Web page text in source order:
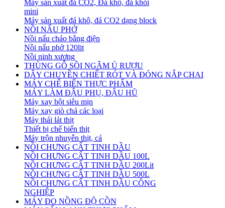
Máy sản xuất đá CO2, Đá khô, đá khói
mini
Máy sản xuất đá khô, đá CO2 dạng block
NỒI NẤU PHỞ
Nồi nấu cháo bằng điện
Nồi nấu phở 120lit
Nồi ninh xương
THÙNG GỖ SỒI NGÂM Ủ RƯỢU
DÂY CHUYỀN CHIẾT RÓT VÀ ĐÓNG NẮP CHAI
MÁY CHẾ BIẾN THỰC PHẨM
MÁY LÀM ĐẬU PHỤ, ĐẬU HŨ
Máy xay bột siêu mịn
Máy xay giò chả các loại
Máy thái lát thịt
Thiết bị chế biến thịt
Máy trộn nhuyễn thịt, cá
NỒI CHƯNG CẤT TINH DẦU
NỒI CHƯNG CẤT TINH DẦU 100L
NỒI CHƯNG CẤT TINH DẦU 200Lit
NỒI CHƯNG CẤT TINH DẦU 500L
NỒI CHƯNG CẤT TINH DẦU CÔNG
NGHIỆP
MÁY ĐO NỒNG ĐỘ CỒN